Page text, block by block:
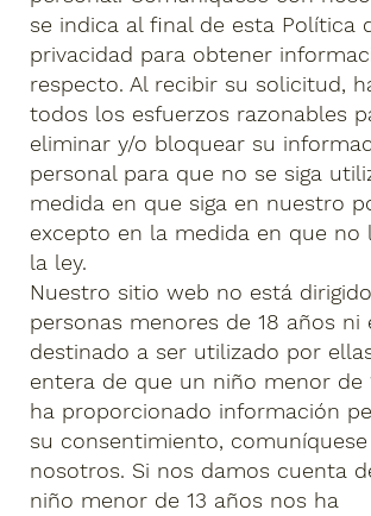
se indica al final de esta Política
privacidad para obtener
respecto. Al recibir su solicitud,
todos los esfuerzos razonables
eliminar y/o bloquear su
personal para que no se siga
medida en que siga en nuestro
excepto en la medida en que no
la ley.
Nuestro sitio web no está
personas menores de 18 años ni
destinado a ser utilizado por
entera de que un niño menor de
ha proporcionado información
su consentimiento,
nosotros. Si nos damos cuenta
niño menor de 13 años nos ha